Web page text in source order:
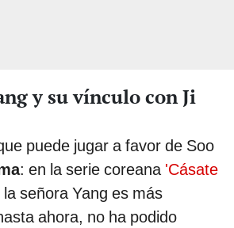
y su vínculo con Ji
puede jugar a favor de Soo
: en la serie coreana'Cásate
la señora Yang es más
ahora, no ha podido